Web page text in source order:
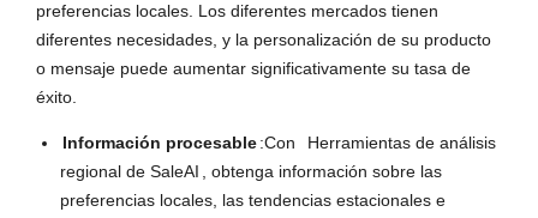
preferencias locales. Los diferentes mercados tienen
diferentes necesidades, y la personalización de su producto
o mensaje puede aumentar significativamente su tasa de
éxito.
Información procesable:Con
Herramientas de análisis
regional de SaleAI , obtenga información sobre las
preferencias locales, las tendencias estacionales e